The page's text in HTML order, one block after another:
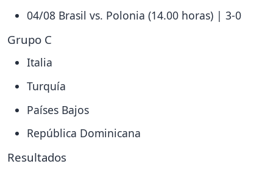
04/08 Brasil vs. Polonia (14.00 horas) | 3-0
Grupo C
Italia
Turquía
Países Bajos
República Dominicana
Resultados